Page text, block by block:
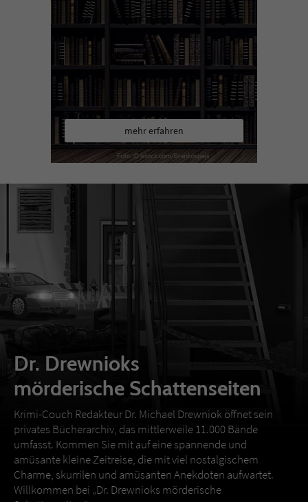
mehr erfahren
Dr. Drewnioks
mörderische Schattenseiten
Krimi-Couch Redakteur Dr. Michael Drewniok öffnet sein
privates Bücherarchiv, das mittlerweile 11.000 Bände
umfasst. Kommen Sie mit auf eine spannende und
amüsante kleine Zeitreise, die mit viel nostalgischem
Charme, skurrilen und amüsanten Anekdoten aufwartet.
Willkommen bei „Dr. Drewnioks mörderische